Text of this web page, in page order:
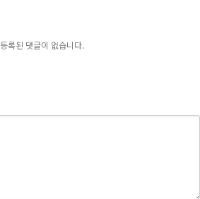
등록된 댓글이 없습니다.